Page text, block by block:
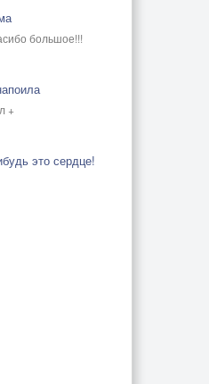
большое!!!
+
это сердце!